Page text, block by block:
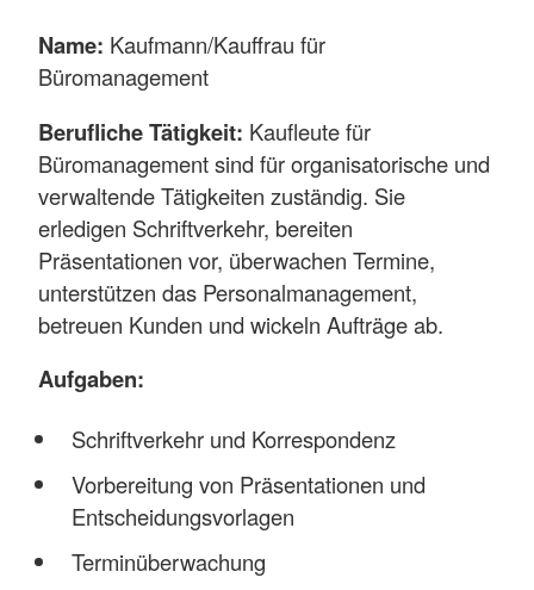
Name: Kaufmann/Kauffrau für
Büromanagement
Berufliche Tätigkeit: Kaufleute für
Büromanagement sind für organisatorische und
verwaltende Tätigkeiten zuständig. Sie
erledigen Schriftverkehr, bereiten
Präsentationen vor, überwachen Termine,
unterstützen das Personalmanagement,
betreuen Kunden und wickeln Aufträge ab.
Aufgaben:
Schriftverkehr und Korrespondenz
Vorbereitung von Präsentationen und
Entscheidungsvorlagen
Terminüberwachung